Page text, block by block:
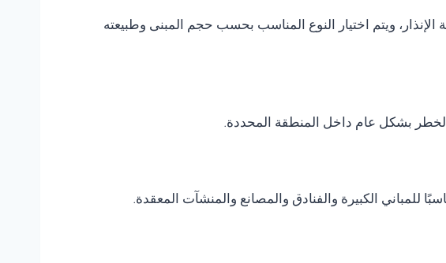
ويتم اختيار النوع المناسب بحسب حجم المبنى وطبيعته
بشكل عام داخل المنطقة المحددة.
للمباني الكبيرة والفنادق والمصانع والمنشآت المعقدة.